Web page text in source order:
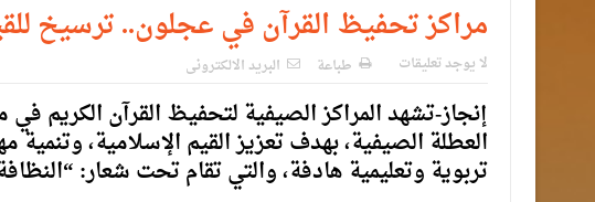
مراكز تحفيظ القرآن في عجلون.. ترسيخ
لا يوجد تعليقات طباعة البريد الالكترونى
إنجاز-تشهد المراكز الصيفية لتحفيظ القرآن الكريم
العطلة الصيفية، بهدف تعزيز القيم الإسلامية،
تربوية وتعليمية هادفة، والتي تقام تحت شعار: